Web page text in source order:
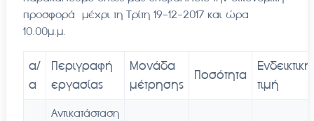
προσφορά μέχρι τη Τρίτη 19-12-2017 και ώρα
10.00μ.μ.
α/
α
Περιγραφή
εργασίας
Μονάδα
μέτρησης
Ποσότητα
Ενδεικτική
τιμή
Αντικατάσταση